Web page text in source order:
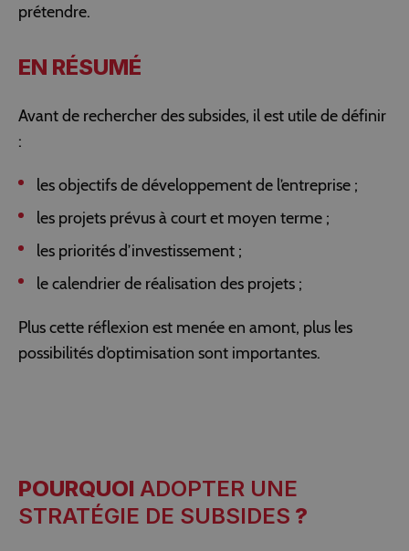
prétendre.
EN RÉSUMÉ
Avant de rechercher des subsides, il est utile de définir
:
les objectifs de développement de l’entreprise ;
les projets prévus à court et moyen terme ;
les priorités d’investissement ;
le calendrier de réalisation des projets ;
Plus cette réflexion est menée en amont, plus les
possibilités d’optimisation sont importantes.
POURQUOI ADOPTER UNE
STRATÉGIE DE SUBSIDES ?